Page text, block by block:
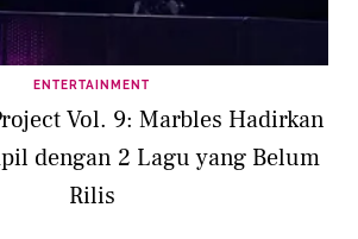
ENTERTAINMENT
Vol. 9: Marbles Hadirkan
dengan 2 Lagu yang Belum
Rilis